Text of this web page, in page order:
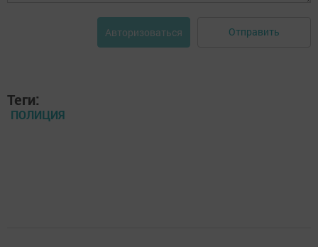
Авторизоваться Отправить
Теги:
ПОЛИЦИЯ